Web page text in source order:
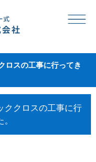
ロスの工事に行ってき
ククロスの工事に行